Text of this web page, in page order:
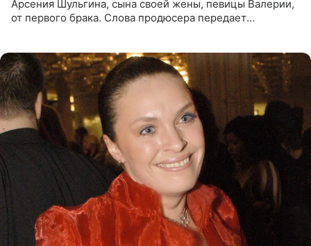
Арсения Шульгина, сына своей жены, певицы Валерии,
от первого брака. Слова продюсера передает